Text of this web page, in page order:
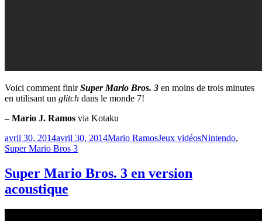
Voici comment finirSuper Mario Bros. 3 en moins de trois minutes
en utilisant un glitch dans le monde 7!
– Mario J. Ramos via Kotaku
Publié
le
avril 30, 2014avril 30, 2014Mario RamosCatégories
Jeux vidéosÉtiquettes
Nintendo,
Super Mario Bros 3
Super Mario Bros. 3 en version
acoustique